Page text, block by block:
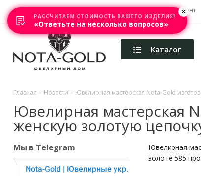
Главная Акции Каталоги Изготовление Ремонт
Каталог
Главная - Новости - Ювелирная мастерская Nota-Gold
Ювелирная мастерская
женскую золотую
Ювелирная
золоте 585
Мы в Telegram
РАССЧИТАЕМ СТОИМОСТЬ ВАШЕГО ИЗДЕЛИЯ?
«Ответьте на несколько вопросов»